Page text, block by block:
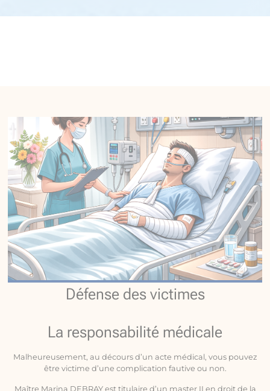
Défense des victimes
La responsabilité médicale
Malheureusement, au décours d’un acte médical, vous pouvez
être victime d’une complication fautive ou non.
Maître Marina DEBRAY est titulaire d’un master II en droit de la